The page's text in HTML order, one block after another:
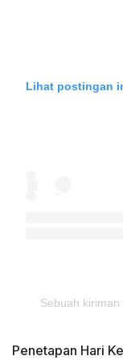
Lihat postingan
Sebuah
Penetapan Hari